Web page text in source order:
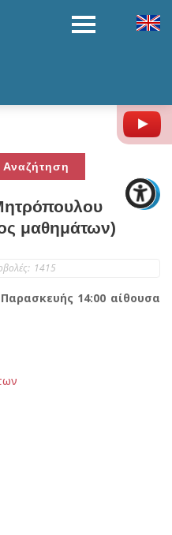
μαθημάτων)
1415
Παρασκευής 14:00 αίθουσα